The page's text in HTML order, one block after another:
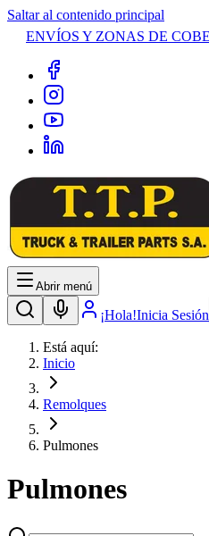
Saltar al contenido principal
ENVÍOS Y ZONAS DE
Abrir menú
¡Hola!Inicia Sesión
Está aquí:
Inicio
Remolques
Pulmones
Pulmones